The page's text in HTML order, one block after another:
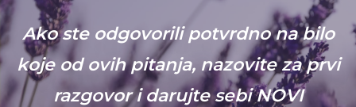
Ako ste odgovorili potvrdno na bilo
koje od ovih pitanja, nazovite za prvi
razgovor i darujte sebi NOVI